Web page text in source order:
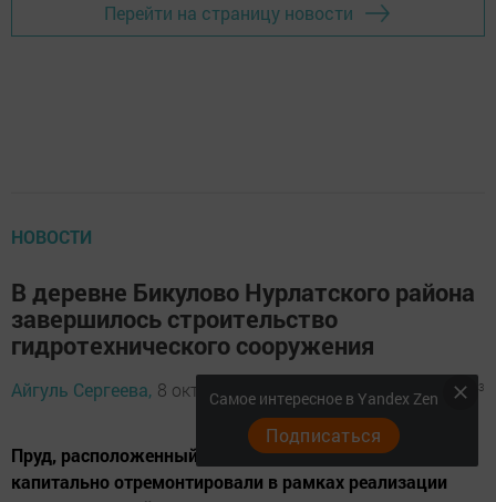
Перейти на страницу новости
НОВОСТИ
В деревне Бикулово Нурлатского района
завершилось строительство
гидротехнического сооружения
Айгуль Сергеева, 8 октября 2024 - 08:49 3
Пруд, расположенный в центре населенного пункта,
капитально отремонтировали в рамках реализации
Самое интересное в Yandex Zen
Подписаться